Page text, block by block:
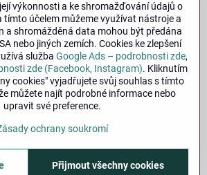
cookies a zpracování údajů na webu.
– 14denní vrácení
od nákupu.
právní informace.
Copyright
výkonnosti a ke shromažďování údajů o
tímto účelem můžeme využívat nástroje a
a shromážděná data mohou být předána
nebo jiných zemích. Cookies ke zlepšení
služba Google Ads – podrobnosti zde,
zde (Facebook, Instagram). Kliknutím
cookies" vyjadřujete svůj souhlas s tímto
můžete najít podrobné informace nebo
upravit své preference.
ochrany soukromí
Přijmout všechny cookies